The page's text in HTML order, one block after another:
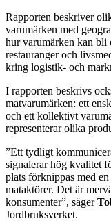
Rapporten beskriver
varumärken med
hur varumärken kan
restauranger och
kring logistik- och
I rapporten beskrivs
matvarumärken: ett
och ett kollektivt
representerar olika
”Ett tydligt
signalerar hög kvalitet
plats förknippas med
mataktörer. Det är
konsumenter”, säger
Jordbruksverket.